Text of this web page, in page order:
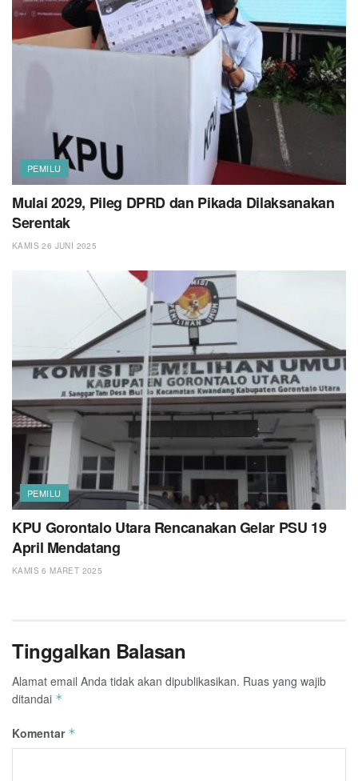
PEMILU
Mulai 2029, Pileg DPRD dan Pikada Dilaksanakan
Serentak
KAMIS 26 JUNI 2025
PEMILU
KPU Gorontalo Utara Rencanakan Gelar PSU 19
April Mendatang
KAMIS 6 MARET 2025
Tinggalkan Balasan
Alamat email Anda tidak akan dipublikasikan. Ruas yang wajib
ditandai *
Komentar *